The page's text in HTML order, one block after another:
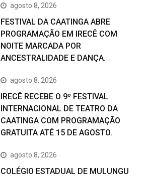
agosto 8, 2026
FESTIVAL DA CAATINGA ABRE
PROGRAMAÇÃO EM IRECÊ COM
NOITE MARCADA POR
ANCESTRALIDADE E DANÇA.
agosto 8, 2026
IRECÊ RECEBE O 9º FESTIVAL
INTERNACIONAL DE TEATRO DA
CAATINGA COM PROGRAMAÇÃO
GRATUITA ATÉ 15 DE AGOSTO.
agosto 8, 2026
COLÉGIO ESTADUAL DE MULUNGU